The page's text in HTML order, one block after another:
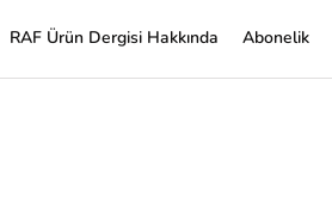
RAF Ürün Dergisi Hakkında Abonelik